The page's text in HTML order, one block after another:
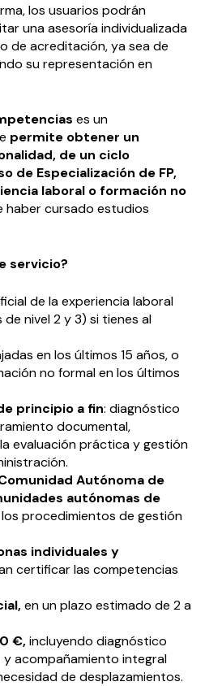
los usuarios podrán
una asesoría individualizada
de acreditación, ya sea de
su representación en
es un
permite obtener un
de un ciclo
de Especialización de FP,
laboral o formación no
haber cursado estudios
servicio?
de la experiencia laboral
nivel 2 y 3) si tienes al
en los últimos 15 años, o
no formal en los últimos
principio a fin: diagnóstico
documental,
evaluación práctica y gestión
Autónoma de
autónomas de
procedimientos de gestión
individuales y
certificar las competencias
en un plazo estimado de 2 a
€,incluyendo diagnóstico
y acompañamiento integral
de desplazamientos.